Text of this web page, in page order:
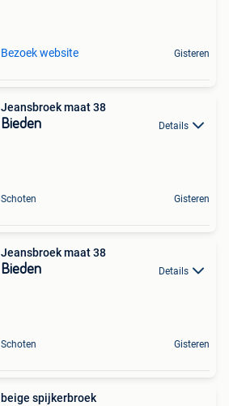
Bezoek website Gisteren
Jeansbroek maat 38
Bieden Details
Schoten Gisteren
Jeansbroek maat 38
Bieden Details
Schoten Gisteren
beige spijkerbroek